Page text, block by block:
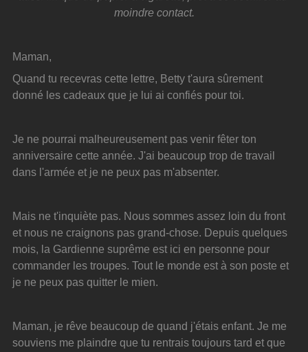
moindre contact.
Maman,
Quand tu recevras cette lettre, Betty t'aura sûrement
donné les cadeaux que je lui ai confiés pour toi.
Je ne pourrai malheureusement pas venir fêter ton
anniversaire cette année. J'ai beaucoup trop de travail
dans l'armée et je ne peux pas m'absenter.
Mais ne t'inquiète pas. Nous sommes assez loin du front
et nous ne craignons pas grand-chose. Depuis quelques
mois, la Gardienne suprême est ici en personne pour
commander les troupes. Tout le monde est à son poste et
je ne peux pas quitter le mien.
Maman, je rêve beaucoup de quand j'étais enfant. Je me
souviens me plaindre que tu rentrais toujours tard et que